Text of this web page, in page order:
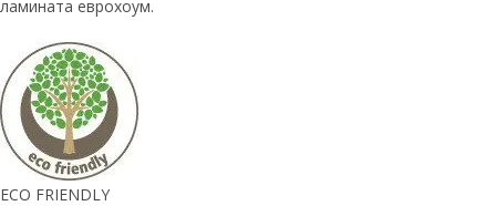
ламината еврохоум.
ECO FRIENDLY